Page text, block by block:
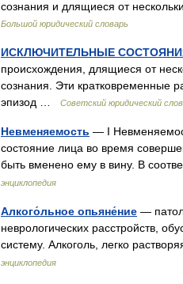
сознания и длящиеся от
Большой юридический словарь
ИСКЛЮЧИТЕЛЬНЫЕ
происхождения, длящиеся от
сознания. Эти кратковременные
эпизод …
Советский юридический
Невменяемость — I
состояние лица во время
быть вменено ему в вину. В
энциклопедия
Алкого́льное опьяне́ние —
неврологических расстройств,
систему. Алкоголь, легко
энциклопедия